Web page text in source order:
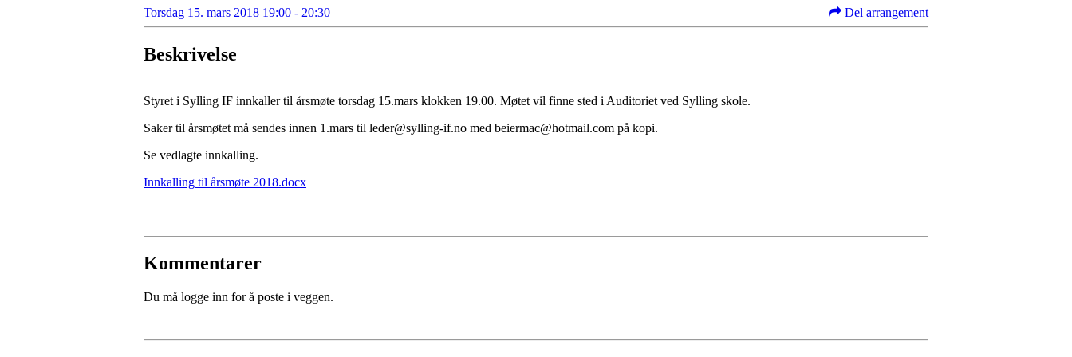
Torsdag 15. mars 2018 19:00 - 20:30 Del arrangement
Beskrivelse
Styret i Sylling IF innkaller til årsmøte torsdag 15.mars klokken 19.00. Møtet vil finne sted i Auditoriet ved Sylling skole.
Saker til årsmøtet må sendes innen 1.mars til leder@sylling-if.no med beiermac@hotmail.com på kopi.
Se vedlagte innkalling.
Innkalling til årsmøte 2018.docx
Kommentarer
Du må logge inn for å poste i veggen.